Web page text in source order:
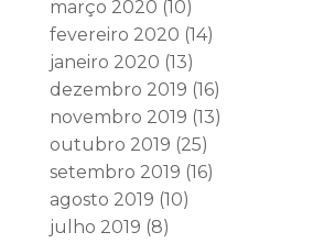
março 2020 (10)
fevereiro 2020 (14)
janeiro 2020 (13)
dezembro 2019 (16)
novembro 2019 (13)
outubro 2019 (25)
setembro 2019 (16)
agosto 2019 (10)
julho 2019 (8)